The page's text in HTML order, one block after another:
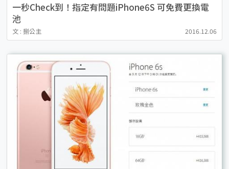
一秒Check到！指定有問題iPhone6S 可免費更換電
池
文 : 捌公主 2016.12.06